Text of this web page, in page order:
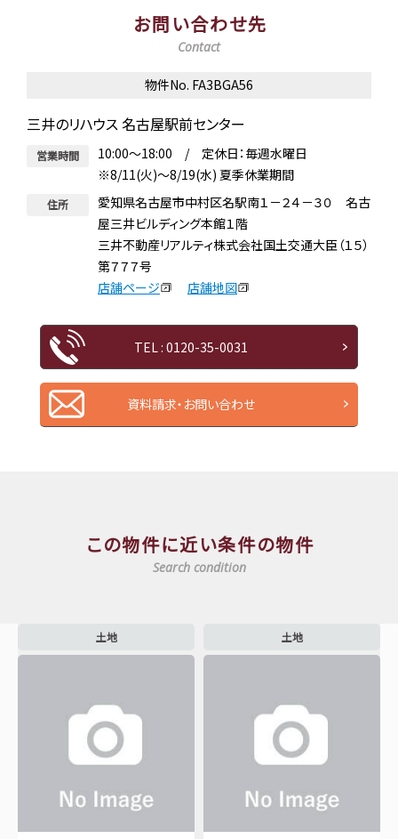
お問い合わせ先
Contact
物件No. FA3BGA56
三井のリハウス 名古屋駅前センター
営業時間
10:00～18:00 / 定休日：毎週水曜日
※8/11(火)～8/19(水) 夏季休業期間
住所
愛知県名古屋市中村区名駅南１－２４－３０ 名古
屋三井ビルディング本館１階
三井不動産リアルティ株式会社国土交通大臣（１５）
第７７７号
店舗ページ
店舗地図
TEL : 0120-35-0031
資料請求・お問い合わせ
この物件に近い条件の物件
Search condition
土地 土地